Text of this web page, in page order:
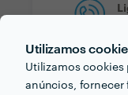
Utilizamos
Utilizamos cookies
anúncios, fornecer